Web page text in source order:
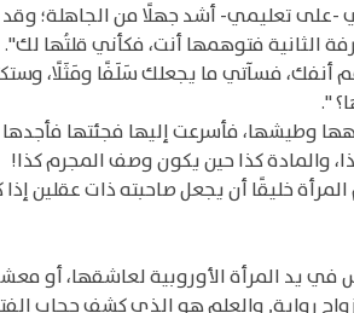
-على تعليمي- أشد جهلًا من الجاهلة؛
الثانية فتوهمها أنت، فكأني قلتُها لك".
أنفك، فسآتي ما يجعلك سَلَفًا ومَثَلًا،
".
فأسرعت إليها فجئتها فأجدها
والمادة كذا حين يكون وصف المجرم كذا!
خليقًا أن يجعل صاحبته ذات عقلين
يد المرأة الأوروبية لعاشقها، أو
رواية, والعلم هو الذي كشف حجاب